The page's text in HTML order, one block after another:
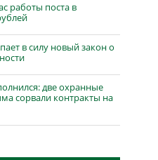
работы поста в
в силу новый закон о
две охранные
сорвали контракты на